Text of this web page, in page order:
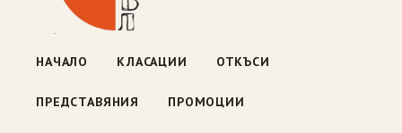
НАЧАЛО КЛАСАЦИИ ОТКЪСИ
ПРЕДСТАВЯНИЯ ПРОМОЦИИ